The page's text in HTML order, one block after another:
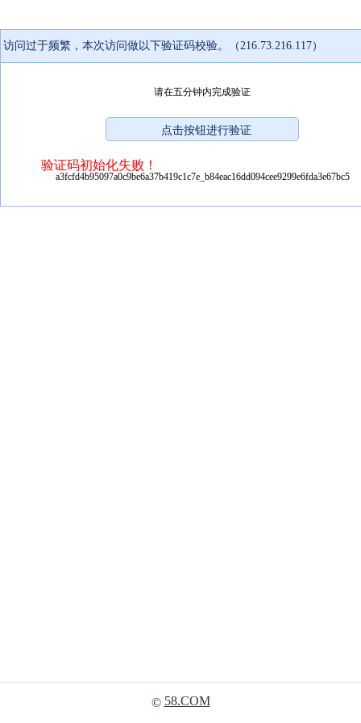
访问过于频繁，本次访问做以下验证码校验。（216.73.216.117）
请在五分钟内完成验证
验证码初始化失败！
a3fcfd4b95097a0c9be6a37b419c1c7e_b84eac16dd094cee9299e6fda3e67bc5
© 58.COM